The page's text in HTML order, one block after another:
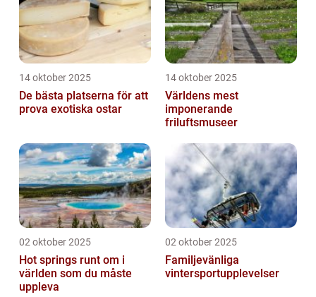
14 oktober 2025
De bästa platserna för att
prova exotiska ostar
14 oktober 2025
Världens mest
imponerande
friluftsmuseer
02 oktober 2025
Hot springs runt om i
världen som du måste
uppleva
02 oktober 2025
Familjevänliga
vintersportupplevelser